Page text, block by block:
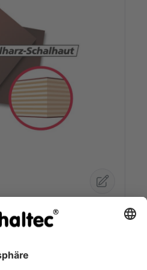
350/75
- Plattenstärke
ist mit 220-240 g/m²
auf hochwertiger